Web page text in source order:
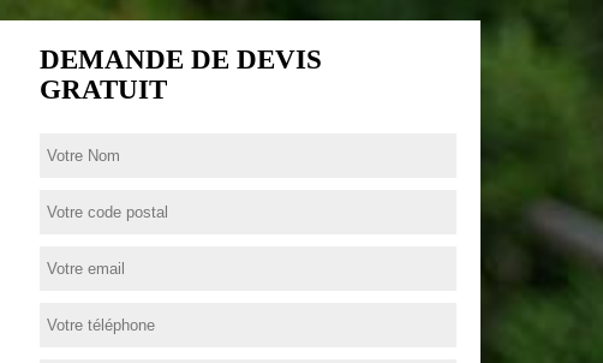
DEMANDE DE DEVIS
GRATUIT